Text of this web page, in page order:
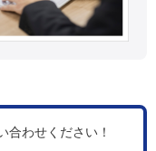
合わせください！